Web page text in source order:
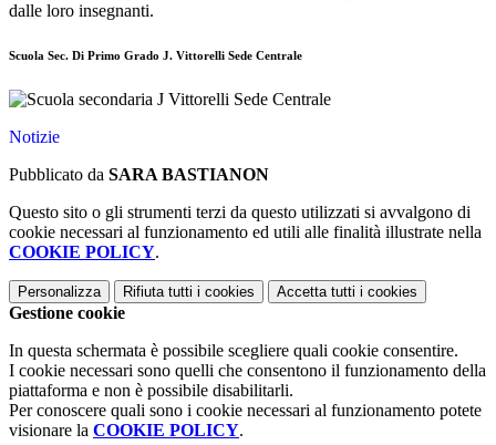
dalle loro insegnanti.
Scuola Sec. Di Primo Grado J. Vittorelli Sede Centrale
Notizie
Pubblicato da SARA BASTIANON
Questo sito o gli strumenti terzi da questo utilizzati si avvalgono di
cookie necessari al funzionamento ed utili alle finalità illustrate nella
COOKIE POLICY.
Personalizza Rifiuta tutti i cookies Accetta tutti i cookies
Gestione cookie
In questa schermata è possibile scegliere quali cookie consentire.
I cookie necessari sono quelli che consentono il funzionamento della
piattaforma e non è possibile disabilitarli.
Per conoscere quali sono i cookie necessari al funzionamento potete
visionare la COOKIE POLICY.